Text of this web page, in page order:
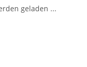
geladen ...